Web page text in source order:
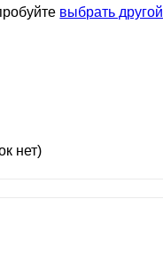
выбрать другой
нет)